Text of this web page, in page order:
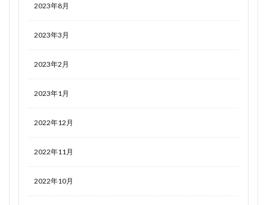
2023年8月
2023年3月
2023年2月
2023年1月
2022年12月
2022年11月
2022年10月